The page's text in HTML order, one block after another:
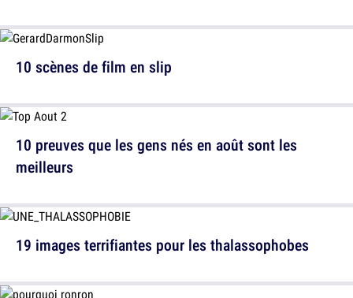
10 preuves que les gens nés en août sont les
meilleurs
10 scènes de film en slip
19 images terrifiantes pour les thalassophobes